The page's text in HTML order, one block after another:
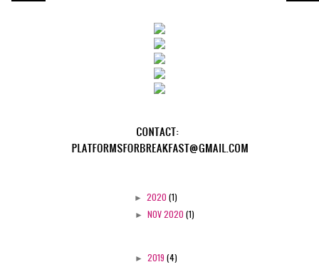
► 2020 (1)
► NOV 2020 (1)
► 2019 (4)